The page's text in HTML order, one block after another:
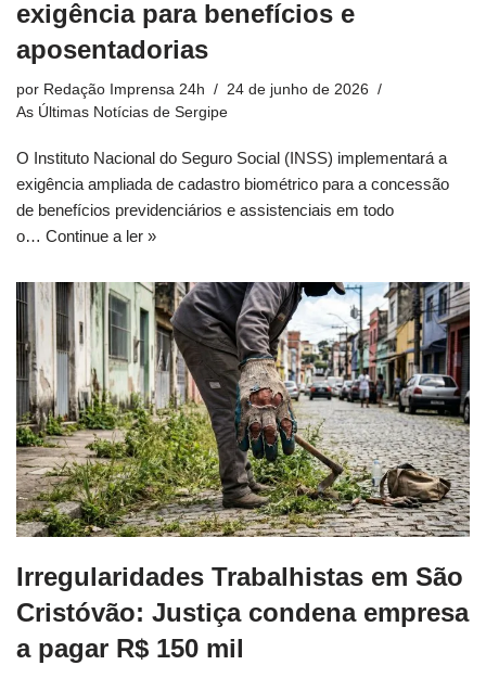
exigência para benefícios e
aposentadorias
por Redação Imprensa 24h
24 de junho de 2026
As Últimas Notícias de Sergipe
O Instituto Nacional do Seguro Social (INSS) implementará a
exigência ampliada de cadastro biométrico para a concessão
de benefícios previdenciários e assistenciais em todo
o… Continue a ler »
Irregularidades Trabalhistas em São
Cristóvão: Justiça condena empresa
a pagar R$ 150 mil